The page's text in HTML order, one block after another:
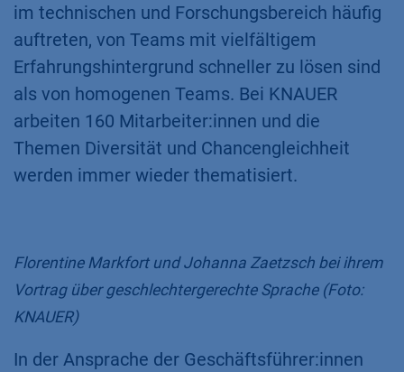
im technischen und Forschungsbereich häufig
auftreten, von Teams mit vielfältigem
Erfahrungshintergrund schneller zu lösen sind
als von homogenen Teams. Bei KNAUER
arbeiten 160 Mitarbeiter:innen und die
Themen Diversität und Chancengleichheit
werden immer wieder thematisiert.
Florentine Markfort und Johanna Zaetzsch bei ihrem
Vortrag über geschlechtergerechte Sprache (Foto:
KNAUER)
In der Ansprache der Geschäftsführer:innen